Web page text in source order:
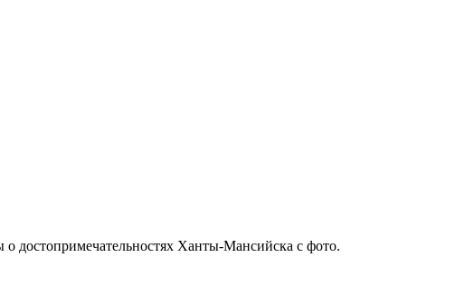
достопримечательностях Ханты-Мансийска с фото.